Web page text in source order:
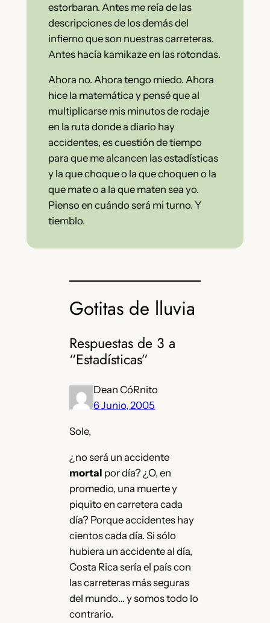
estorbaran. Antes me reía de las
descripciones de los demás del
infierno que son nuestras carreteras.
Antes hacía kamikaze en las rotondas.
Ahora no. Ahora tengo miedo. Ahora
hice la matemática y pensé que al
multiplicarse mis minutos de rodaje
en la ruta donde a diario hay
accidentes, es cuestión de tiempo
para que me alcancen las estadísticas
y la que choque o la que choquen o la
que mate o a la que maten sea yo.
Pienso en cuándo será mi turno. Y
tiemblo.
Gotitas de lluvia
Respuestas de 3 a
“Estadísticas”
Dean CóRnito
6 Junio, 2005
Sole,
¿no será un accidente
mortal por día? ¿O, en
promedio, una muerte y
piquito en carretera cada
día? Porque accidentes hay
cientos cada día. Si sólo
hubiera un accidente al día,
Costa Rica sería el país con
las carreteras más seguras
del mundo… y somos todo lo
contrario.